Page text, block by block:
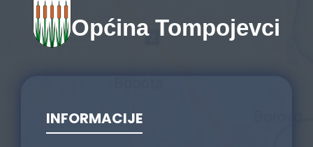
Općina Tompojevci
INFORMACIJE